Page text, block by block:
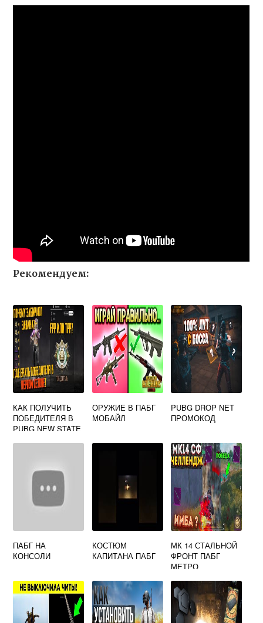
Рекомендуем:
КАК ПОЛУЧИТЬ
ПОБЕДИТЕЛЯ В
PUBG NEW STATE
ОРУЖИЕ В ПАБГ
МОБАЙЛ
PUBG DROP NET
ПРОМОКОД
ПАБГ НА
КОНСОЛИ
КОСТЮМ
КАПИТАНА ПАБГ
МК 14 СТАЛЬНОЙ
ФРОНТ ПАБГ
МЕТРО